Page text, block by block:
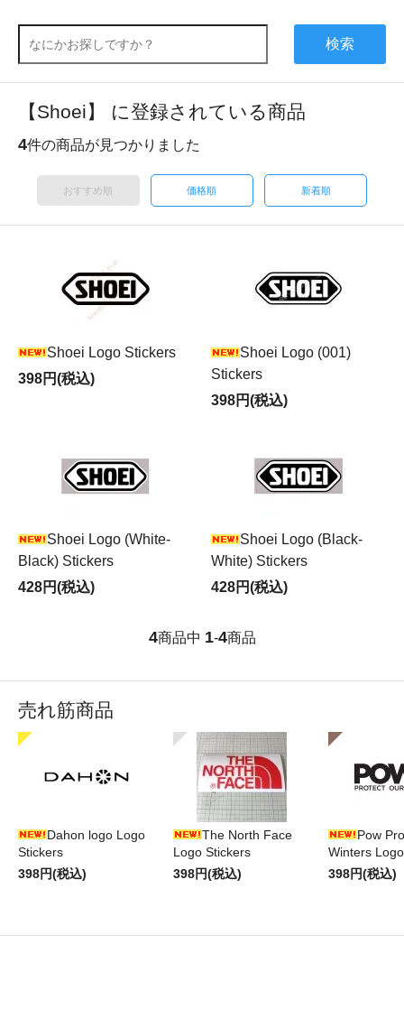
検索
【Shoei】 に登録されている商品
4件の商品が見つかりました
おすすめ順 価格順 新着順
Shoei Logo Stickers
398円(税込)
Shoei Logo (001)
Stickers
398円(税込)
Shoei Logo (White-
Black) Stickers
428円(税込)
Shoei Logo (Black-
White) Stickers
428円(税込)
4商品中 1-4商品
売れ筋商品
Dahon logo Logo
Stickers
398円(税込)
The North Face
Logo Stickers
398円(税込)
Pow
Winters
398円(税込)